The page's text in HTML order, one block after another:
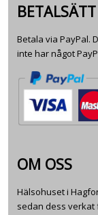
BETALSÄTT
Betala via PayPal.
inte har något
OM OSS
Hälsohuset i
sedan dess verkat